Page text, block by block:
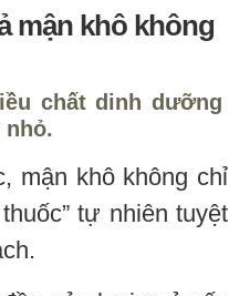
mận khô không
chất dinh dưỡng
mận khô không chỉ
tự nhiên tuyệt